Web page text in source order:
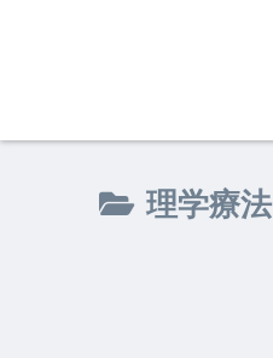
理学療法